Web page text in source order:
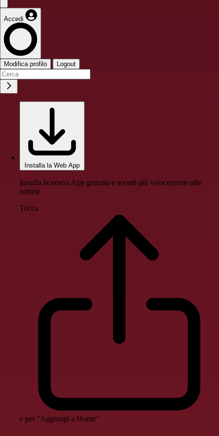
Accedi
Modifica profilo Logout
Installa la Web App
Installa la nostra App gratuita e accedi più velocemente alle
notizie
Tocca
e poi "Aggiungi a Home"